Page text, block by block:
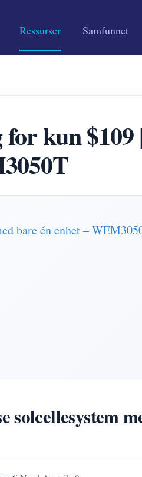
Ressurser Samfunnet
for kun
bare én enhet –